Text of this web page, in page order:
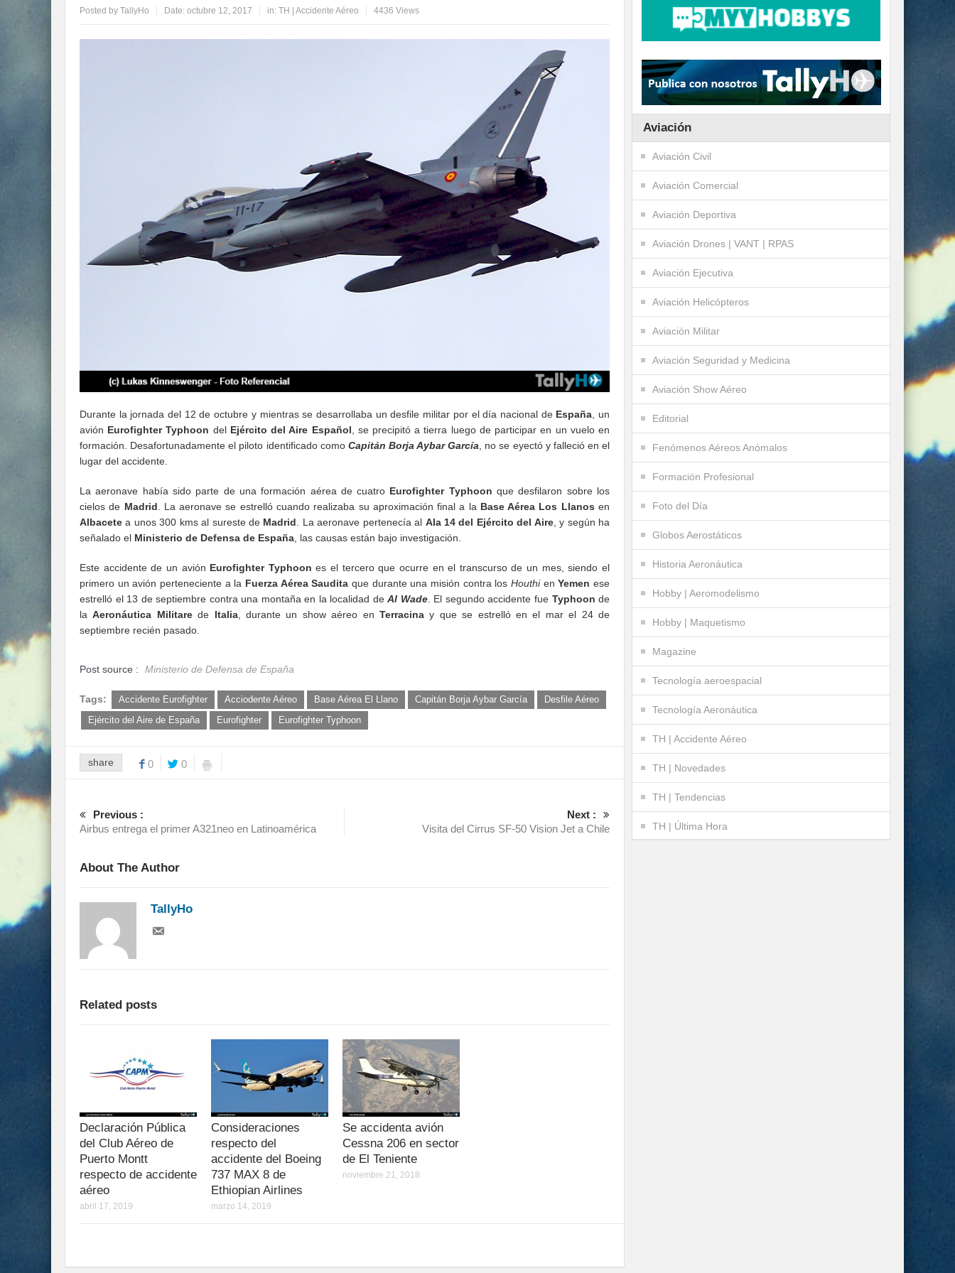
Posted by TallyHo Date: octubre 12, 2017 in: TH | Accidente Aéreo 4436 Views
Durante la jornada del 12 de octubre y mientras se desarrollaba un desfile militar por el día nacional de España, un
avión Eurofighter Typhoon del Ejército del Aire Español, se precipitó a tierra luego de participar en un vuelo en
formación. Desafortunadamente el piloto identificado como Capitán Borja Aybar García, no se eyectó y falleció en el
lugar del accidente.
La aeronave había sido parte de una formación aérea de cuatro Eurofighter Typhoon que desfilaron sobre los
cielos de Madrid. La aeronave se estrelló cuando realizaba su aproximación final a la Base Aérea Los Llanos en
Albacete a unos 300 kms al sureste de Madrid. La aeronave pertenecía al Ala 14 del Ejército del Aire, y según ha
señalado el Ministerio de Defensa de España, las causas están bajo investigación.
Este accidente de un avión Eurofighter Typhoon es el tercero que ocurre en el transcurso de un mes, siendo el
primero un avión perteneciente a la Fuerza Aérea Saudita que durante una misión contra losHouthienYemen ese
estrelló el 13 de septiembre contra una montaña en la localidad deAl Wade. El segundo accidente fue Typhoon de
laAeronáutica Militarede Italia, durante un show aéreo enTerracina y que se estrelló en el mar el 24 de
septiembre recién pasado.
Post source : Ministerio de Defensa de España
Tags: Accidente Eurofighter Acciodente Aéreo Base Aérea El Llano Capitán Borja Aybar García
Desfile Aéreo
Ejército del Aire de España
Eurofighter Eurofighter Typhoon
share 0 0
Previous :
Airbus entrega el primer A321neo en Latinoamérica
Next :
Visita del Cirrus SF-50 Vision Jet a Chile
About The Author
TallyHo
Related posts
Declaración Pública
del Club Aéreo de
Puerto Montt
respecto de accidente
aéreo
abril 17, 2019
Consideraciones
respecto del
accidente del Boeing
737 MAX 8 de
Ethiopian Airlines
marzo 14, 2019
Se accidenta avión
Cessna 206 en sector
de El Teniente
noviembre 21, 2018
Aviación
Aviación Civil
Aviación Comercial
Aviación Deportiva
Aviación Drones | VANT | RPAS
Aviación Ejecutiva
Aviación Helicópteros
Aviación Militar
Aviación Seguridad y Medicina
Aviación Show Aéreo
Editorial
Fenómenos Aéreos Anómalos
Formación Profesional
Foto del Día
Globos Aerostáticos
Historia Aeronáutica
Hobby | Aeromodelismo
Hobby | Maquetismo
Magazine
Tecnología aeroespacial
Tecnología Aeronáutica
TH | Accidente Aéreo
TH | Novedades
TH | Tendencias
TH | Última Hora